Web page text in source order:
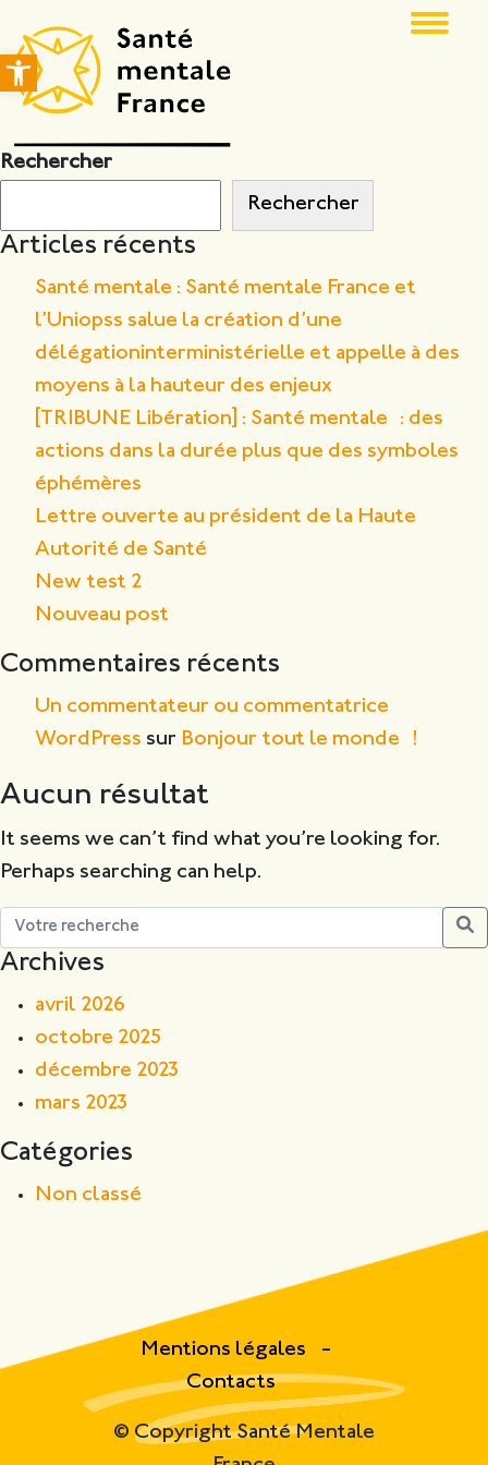
Ouvrir la barre d’outils
Rechercher
Rechercher
Articles récents
Santé mentale : Santé mentale France et
l’Uniopss salue la création d’une
délégationinterministérielle et appelle à des
moyens à la hauteur des enjeux
[TRIBUNE Libération] : Santé mentale : des
actions dans la durée plus que des symboles
éphémères
Lettre ouverte au président de la Haute
Autorité de Santé
New test 2
Nouveau post
Commentaires récents
Un commentateur ou commentatrice
WordPress sur Bonjour tout le monde !
Aucun résultat
It seems we can’t find what you’re looking for.
Perhaps searching can help.
Archives
avril 2026
octobre 2025
décembre 2023
mars 2023
Catégories
Non classé
Mentions légales
Contacts
© Copyright Santé Mentale